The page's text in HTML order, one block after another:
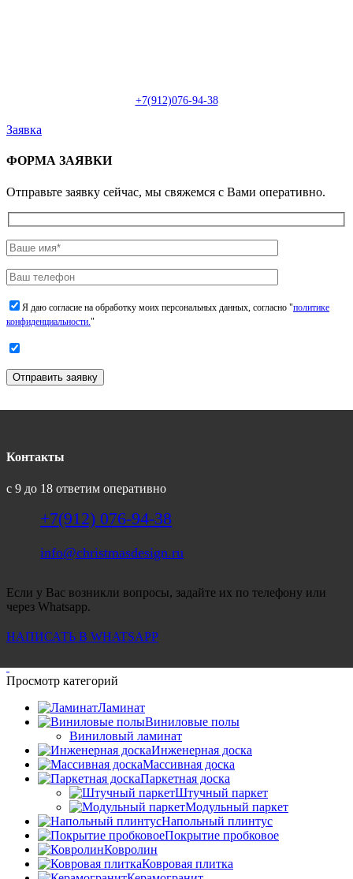
+7(912)076-94-38
Заявка
ФОРМА ЗАЯВКИ
Отправьте заявку сейчас, мы свяжемся с Вами оперативно.
Я даю согласие на обработку моих персональных данных, согласно "политике
конфиденциальности."
Отправить заявку
Контакты
с 9 до 18 ответим оперативно
+7(912) 076-94-38
info@christmasdesign.ru
Если у Вас возникли вопросы, задайте их по телефону или
через Whatsapp.
НАПИСАТЬ В WHATSAPP
Просмотр категорий
Ламинат
Виниловые полы
Виниловый ламинат
Инженерная доска
Массивная доска
Паркетная доска
Штучный паркет
Модульный паркет
Напольный плинтус
Покрытие пробковое
Ковролин
Ковровая плитка